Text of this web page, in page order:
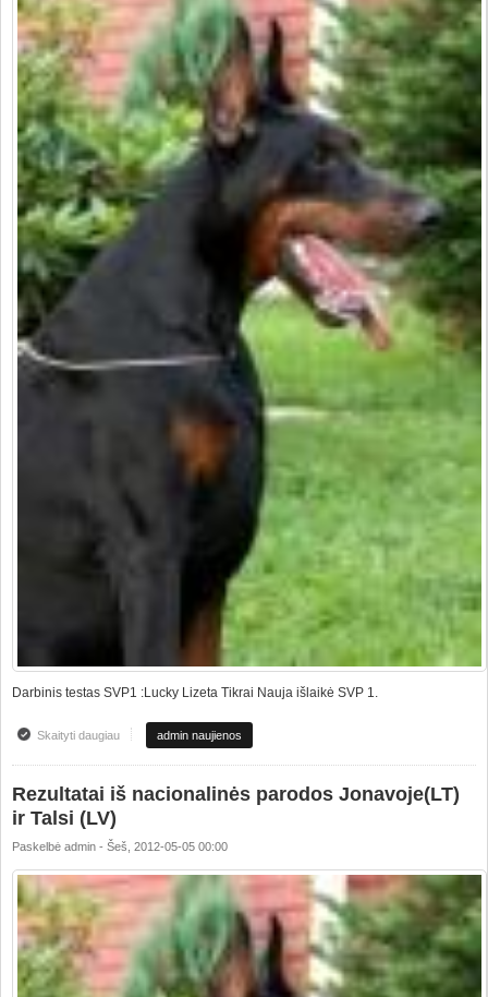
Darbinis testas SVP1 :Lucky Lizeta Tikrai Nauja išlaikė SVP 1.
Skaityti daugiauapie SVP 1 darbinis testas
admin naujienos
Rezultatai iš nacionalinės parodos Jonavoje(LT)
ir Talsi (LV)
Paskelbė admin - Šeš, 2012-05-05 00:00